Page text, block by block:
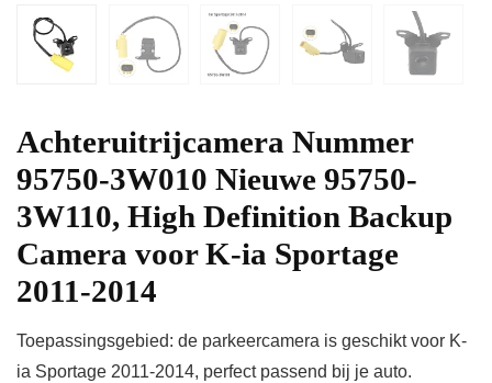
Achteruitrijcamera Nummer
95750-3W010 Nieuwe 95750-
3W110, High Definition Backup
Camera voor K-ia Sportage
2011-2014
Toepassingsgebied: de parkeercamera is geschikt voor K-
ia Sportage 2011-2014, perfect passend bij je auto.